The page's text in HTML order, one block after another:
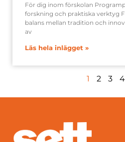
För dig inom förskolan
forskning och praktiska verktyg
balans mellan tradition och
av
Läs hela inlägget »
1 2 3 4